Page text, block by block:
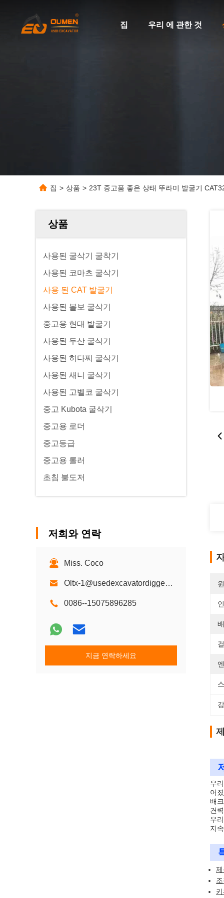
집 우리 에 관한 것
집 > 상품 > 23T 중고품 좋은 상태 뚜라미 발굴기
상품
사용된 굴삭기 굴착기
사용된 코마츠 굴삭기
사용 된 CAT 발굴기
사용된 볼보 굴삭기
중고용 현대 발굴기
사용된 두산 굴삭기
사용된 히다찌 굴삭기
사용된 새니 굴삭기
사용된 고벨코 굴삭기
중고 Kubota 굴삭기
중고용 로더
중고등급
중고용 롤러
초침 불도저
저희와 연락
Miss. Coco
Oltx-1@usedexcavatordigger.com
0086--15075896285
지금 연락하세요
우
어
배
견
우
지